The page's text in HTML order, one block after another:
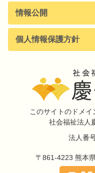
情報公開
個人情報保護方針
このサイトのドメイ
社会福祉法人
法人番
〒861-4223 熊本